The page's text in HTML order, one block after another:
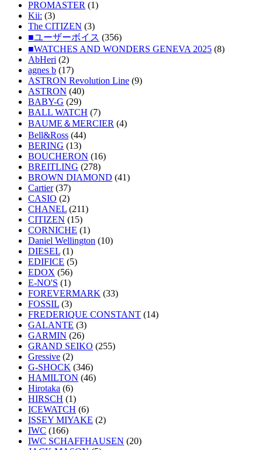
PROMASTER (1)
Kii: (3)
The CITIZEN (3)
■ユーザーボイス (356)
■WATCHES AND WONDERS GENEVA 2025 (8)
AbHeri (2)
agnes b (17)
ASTRON Revolution Line (9)
ASTRON (40)
BABY-G (29)
BALL WATCH (7)
BAUME＆MERCIER (4)
Bell&Ross (44)
BERING (13)
BOUCHERON (16)
BREITLING (278)
BROWN DIAMOND (41)
Cartier(37)
CASIO (2)
CHANEL (211)
CITIZEN (15)
CORNICHE (1)
Daniel Wellington (10)
DIESEL (1)
EDIFICE (5)
EDOX (56)
E-NO'S (1)
FOREVERMARK (33)
FOSSIL (3)
FREDERIQUE CONSTANT (14)
GALANTE (3)
GARMIN (26)
GRAND SEIKO (255)
Gressive (2)
G-SHOCK (346)
HAMILTON (46)
Hirotaka (6)
HIRSCH (1)
ICEWATCH (6)
ISSEY MIYAKE (2)
IWC (166)
IWC SCHAFFHAUSEN (20)